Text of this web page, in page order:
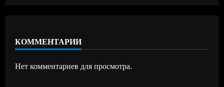
КОММЕНТАРИИ
Нет комментариев для просмотра.